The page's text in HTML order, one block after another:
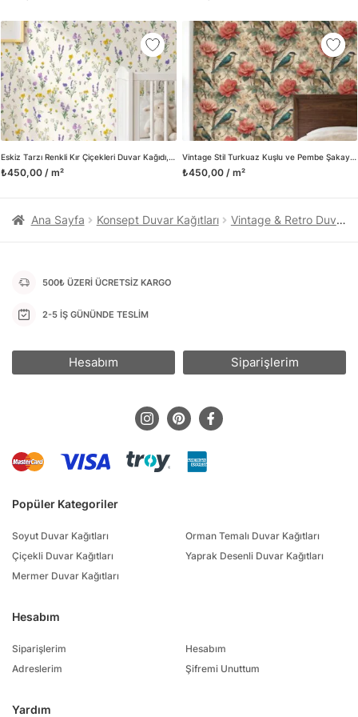
Eskiz Tarzı Renkli Kır Çiçekleri Duvar Kağıdı, Papatya ve Lavanta Desenli Botanik Duvar Posteri
₺450,00 / m²
Vintage Stil Turkuaz Kuşlu ve Pembe Şakayık Çiçekli Duvar Kağıdı, Klasik Desenli Botanik Duvar Posteri
₺450,00 / m²
üretimini ve satışını yapmaktadır. Duvar tasarımının önemini
biliyor ve evin en kritik dekorasyon alanı olduğunu kabul
ediyoruz. Bu nedenle ürün yelpazemizi sürekli genişletiyor ve
trendlere ayak uydurmanın yanı sıra yeni trendlerin oluşumunda
da öncü rol üstleniyoruz.
Herhangi bir soru ya da sorununuz olursa bizimle iletişime
geçebilirsiniz.
Ana Sayfa Konsept Duvar Kağıtları Vintage & Retro Duvar Kağıtları
Popüler Kategoriler
Soyut Duvar Kağıtları
Çiçekli Duvar Kağıtları
Mermer Duvar Kağıtları
Orman Temalı Duvar Kağıtları
Yaprak Desenli Duvar Kağıtları
Hesabım
Siparişlerim
Adreslerim
Hesabım
Şifremi Unuttum
Yardım
500₺ ÜZERİ ÜCRETSİZ KARGO
2-5 İŞ GÜNÜNDE TESLİM
Hesabım Siparişlerim